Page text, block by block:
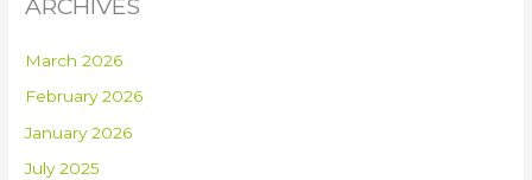
ARCHIVES
March 2026
February 2026
January 2026
July 2025